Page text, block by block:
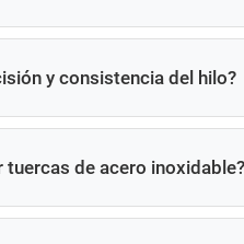
pantalla táctil HMI.
y consistencia del hilo?
y sensor de par.
tuercas de acero inoxidable?
y acero inoxidable.